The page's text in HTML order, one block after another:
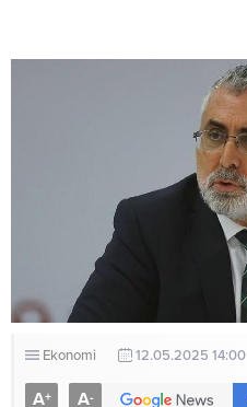
Ekonomi 12.05.2025 14:00
A+ A-